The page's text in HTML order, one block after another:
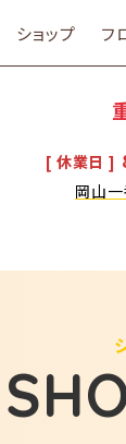
ショップ フ
[ 休業日 ]
岡山